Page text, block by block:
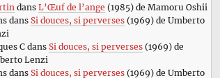
dans L’Œuf de l’ange (1985) de Mamoru Oshii
dans Si douces, si perverses(1969) de Umberto
Cdans Si douces, si perverses(1969) de
Lenzi
dans Si douces, si perverses(1969) de Umberto